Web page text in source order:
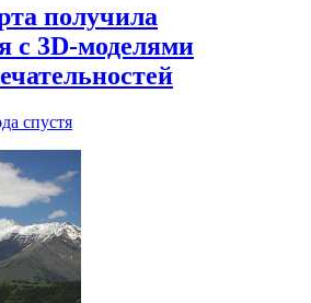
получила
с 3D-моделями
спустя